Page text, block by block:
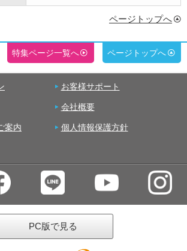
ページトップへ
特集ページ一覧へ ページトップへ
お客様サポート
会社概要
案内 個人情報保護方針
PC版で見る